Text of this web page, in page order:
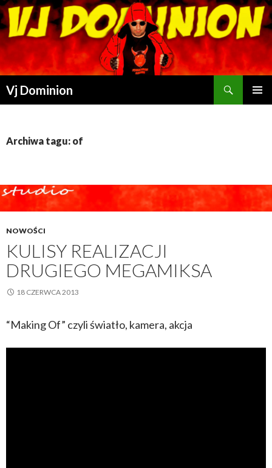
Vj Dominion
Szukaj
PRZESKOCZ DO TREŚCI
Archiwa tagu: of
NOWOŚCI
KULISY REALIZACJI
DRUGIEGO MEGAMIKSA
18 CZERWCA 2013
“Making Of” czyli światło, kamera, akcja